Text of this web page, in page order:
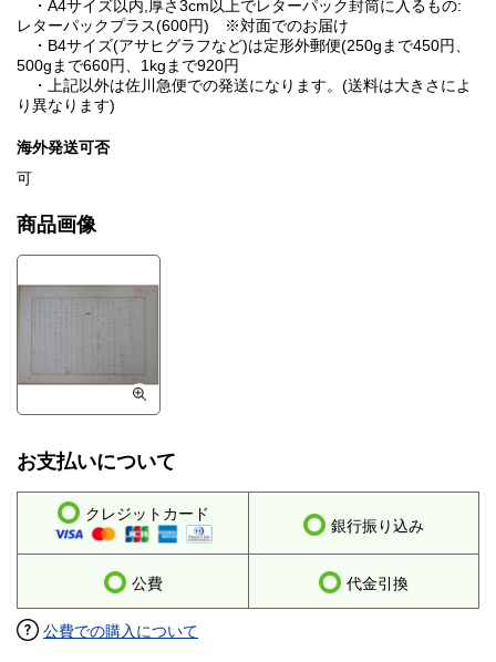
・A4サイズ以内,厚さ3cm以上でレターパック封筒に入るもの:
レターパックプラス(600円) ※対面でのお届け
・B4サイズ(アサヒグラフなど)は定形外郵便(250gまで450円、
500gまで660円、1kgまで920円
・上記以外は佐川急便での発送になります。(送料は大きさによ
り異なります)
海外発送可否
可
商品画像
お支払いについて
クレジットカード
銀行振り込み
公費 代金引換
公費での購入について